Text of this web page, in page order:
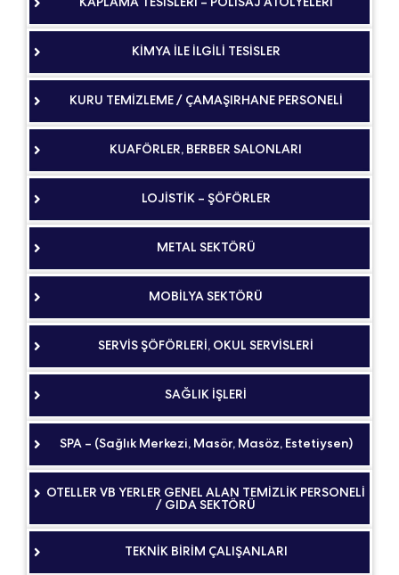
KİMYA İLE İLGİLİ TESİSLER
KURU TEMİZLEME / ÇAMAŞIRHANE PERSONELİ
KUAFÖRLER, BERBER SALONLARI
LOJİSTİK – ŞÖFÖRLER
METAL SEKTÖRÜ
MOBİLYA SEKTÖRÜ
SERVİS ŞÖFÖRLERİ, OKUL SERVİSLERİ
SAĞLIK İŞLERİ
SPA – (Sağlık Merkezi, Masör, Masöz, Estetiysen)
OTELLER VB YERLER GENEL ALAN TEMİZLİK PERSONELİ
/ GIDA SEKTÖRÜ
TEKNİK BİRİM ÇALIŞANLARI